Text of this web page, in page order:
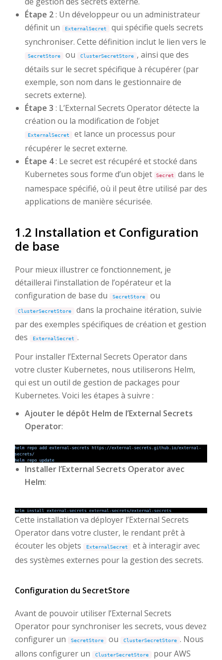
Étape 2: Un développeur ou un administrateur
définit un
ExternalSecret
qui spécifie quels secrets
synchroniser. Cette définition inclut le lien vers le
SecretStore ou ClusterSecretStore
, ainsi que des
détails sur le secret spécifique à récupérer (par
exemple, son nom dans le gestionnaire de
secrets externe).
Étape 3 : L’External Secrets Operator détecte la
création ou la modification de l’objet
ExternalSecret
et lance un processus pour
récupérer le secret externe.
Étape 4: Le secret est récupéré et stocké dans
Kubernetes sous forme d’un objet
Secret
dans le
namespace spécifié, où il peut être utilisé par des
applications de manière sécurisée.
1.2 Installation et Configuration
de base
Pour mieux illustrer ce fonctionnement, je
détaillerai l’installation de l’opérateur et la
configuration de base du
SecretStore ou
ClusterSecretStore
dans la prochaine itération, suivie
par des exemples spécifiques de création et gestion
des
ExternalSecret
.
Pour installer l’External Secrets Operator dans
votre cluster Kubernetes, nous utiliserons Helm,
qui est un outil de gestion de packages pour
Kubernetes. Voici les étapes à suivre :
Ajouter le dépôt Helm de l’External Secrets
Operator:
Installer l’External Secrets Operator avec
Helm:
Cette installation va déployer l’External Secrets
Operator dans votre cluster, le rendant prêt à
écouter les objets
ExternalSecret
et à interagir avec
des systèmes externes pour la gestion des secrets.
Configuration du SecretStore
Avant de pouvoir utiliser l’External Secrets
Operator pour synchroniser les secrets, vous devez
configurer un
SecretStore ou ClusterSecretStore . Nous
allons configurer un
ClusterSecretStore pour AWS